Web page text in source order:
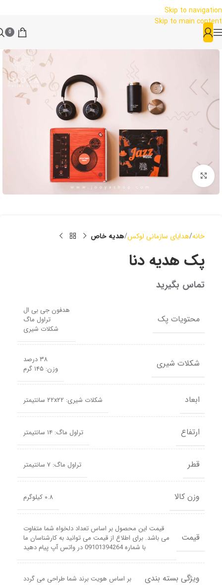
Skip to navigation
Skip to main content
0
بزرگنمایی
خانه هدایای سازمانی لوکس هدیه خاص
پک هدیه دنا
تماس بگیرید
محتویات پک
هدفون جی بی ال
تراول ماگ
شکلات شیری
شکلات شیری
۳۸ درصد
وزن: ۱۴۵ گرم
ابعاد شکلات شیری: ۲۲x۲۲ سانتیمتر
ارتفاع تراول ماگ: ۱۴ سانتیمتر
قطر تراول ماگ: ۷ سانتیمتر
وزن کالا ۰.۸ کیلوگرم
قیمت
قیمت این محصول بر اساس تعداد دلخواه شما متفاوت
می باشد. برای اطلاع از قیمت می توانید به کارشناسان ما
با شماره 09101394264 در واتس آپ پیام دهید
ویژگی بسته بندی بر اساس هویت برند شما طراحی می گردد